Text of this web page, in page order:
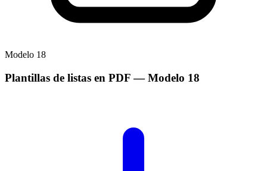
Modelo 18
Plantillas de listas en PDF— Modelo 18